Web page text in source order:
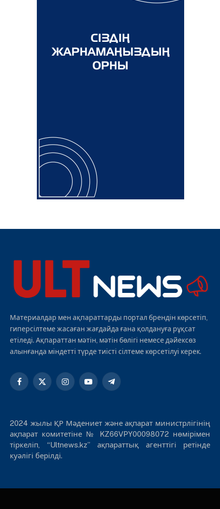
Материалдар мен ақпараттарды портал брендін көрсетіп,
гиперсілтеме жасаған жағдайда ғана қолдануға рұқсат
етіледі. Ақпараттан мәтін, мәтін бөлігі немесе дәйексөз
алынғанда міндетті түрде тиісті сілтеме көрсетілуі керек.
Facebook
X
InstagramYouTubeTelegram
2024 жылы ҚР Мәдениет және ақпарат министрлігінің
ақпарат комитетіне № KZ66VPY00098072 нөмірімен
тіркеліп, “Ultnews.kz” ақпараттық агенттігі ретінде
куәлігі берілді.